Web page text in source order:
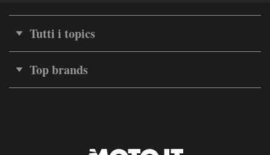
Tutti i topics
Top brands